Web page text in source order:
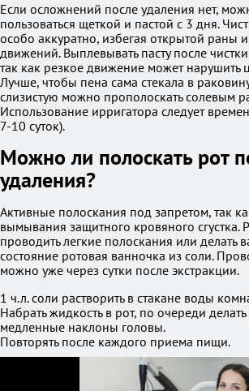
Если осложнений после удаления нет,
пользоваться щеткой и пастой с 3 дня.
особо аккуратно, избегая открытой раны
движений. Выплевывать пасту после
так как резкое движение может нарушить
Лучше, чтобы пена сама стекала в
слизистую можно прополоскать солевым
Использование ирригатора следует
7-10 суток).
Можно ли полоскать рот
удаления?
Активные полоскания под запретом, так
вымывания защитного кровяного сгустка.
проводить легкие полоскания или делать
состояние ротовая ванночка из соли.
можно уже через сутки после экстракции.
1 ч.л. соли растворить в стакане воды
Набрать жидкость в рот, по очереди
медленные наклоны головы.
Повторять после каждого приема пищи.